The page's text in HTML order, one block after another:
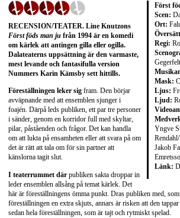
Först
Scen:
Ort:
Regi:
Gegerfelt
Mask:
Ljus:
Ljud:
Yngve
Jakob
Länk:
RECENSION/TEATER. Line Knutzons
Först föds man ju från 1994 är en komedi
om kärlek att antingen gilla eller ogilla.
Dalateaterns uppsättning är den varmaste,
mest levande och fantasifulla version
Nummers Karin Kämsby sett hittills.
Föreställningen leker sig fram. Den börjar
avväpnande med att ensemblen sjunger i
foajén. Därpå leds publiken, ett par tre personer
i sänder, genom en korridor full med skyltar,
pilar, påståenden och frågor. Det kan handla
om att lukta på ensamheten eller att svara på om
det är rätt att tala om för sin partner att
känslorna tagit slut.
I teaterrummet där publiken sakta droppar in
leder ensemblen allsång på temat kärlek. Det
här är föreställningens ömma punkt. Dras publiken med,
föreställningen en extra skjuts, annars är risken att den
sedan hela föreställningen, som är tajt och rytmiskt spelad.